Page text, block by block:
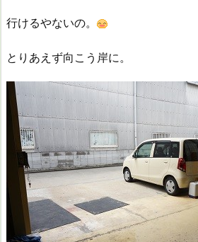
行けるやないの。
とりあえず向こう岸に。